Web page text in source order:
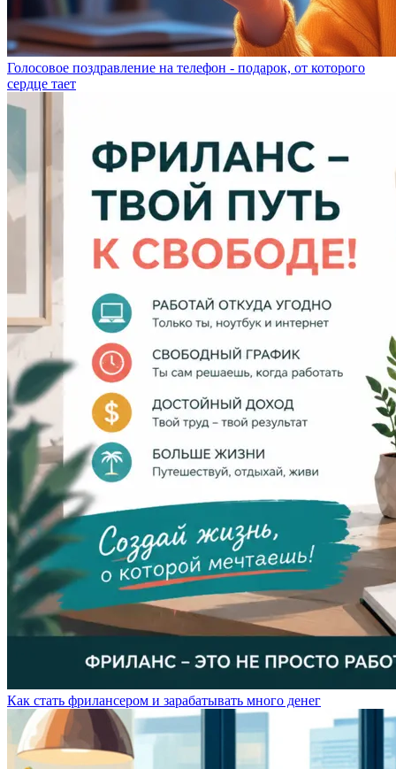
Голосовое поздравление на телефон - подарок, от которого
сердце тает
Как стать фрилансером и зарабатывать много денег